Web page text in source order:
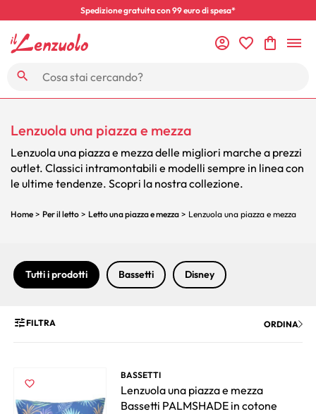
Spedizione gratuita con 99 euro di spesa*
Lenzuola una piazza e mezza
Lenzuola una piazza e mezza delle migliori marche a prezzi
outlet. Classici intramontabili e modelli sempre in linea con
le ultime tendenze. Scopri la nostra collezione.
Home > Per il letto > Letto una piazza e mezza > Lenzuola una piazza e mezza
Tutti i prodotti Bassetti Disney
FILTRA ORDINA
BASSETTI
Lenzuola una piazza e mezza
Bassetti PALMSHADE in cotone